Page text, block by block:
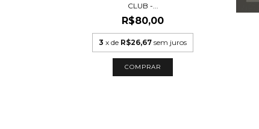
CLUB -...
R$80,00
3 x de R$26,67 sem juros
COMPRAR